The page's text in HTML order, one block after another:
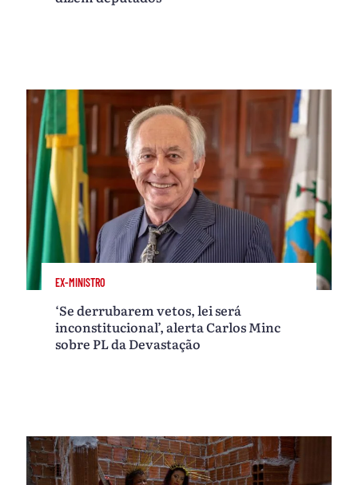
EX-MINISTRO
‘Se derrubarem vetos, lei será
inconstitucional’, alerta Carlos Minc
sobre PL da Devastação